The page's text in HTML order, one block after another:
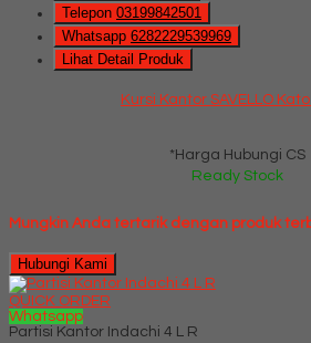
Telepon 03199842501
Whatsapp 6282229539969
Lihat Detail Produk
Kursi Kantor SAVELLO
*Harga Hubungi CS
Ready Stock
Mungkin Anda tertarik dengan produk
Hubungi Kami
QUICK ORDER
Whatsapp
Partisi Kantor Indachi 4 L R